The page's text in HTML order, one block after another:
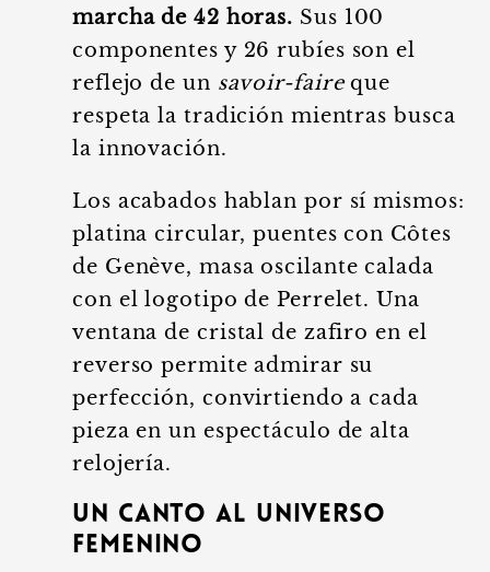
marcha de 42 horas. Sus 100
componentes y 26 rubíes son el
reflejo de un savoir-faireque
respeta la tradición mientras busca
la innovación.
Los acabados hablan por sí mismos:
platina circular, puentes con Côtes
de Genève, masa oscilante calada
con el logotipo de Perrelet. Una
ventana de cristal de zafiro en el
reverso permite admirar su
perfección, convirtiendo a cada
pieza en un espectáculo de alta
relojería.
Un canto al universo
femenino